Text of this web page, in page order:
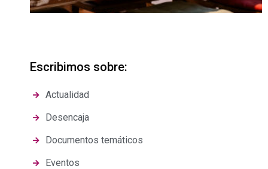
Escribimos sobre:
Actualidad
Desencaja
Documentos temáticos
Eventos